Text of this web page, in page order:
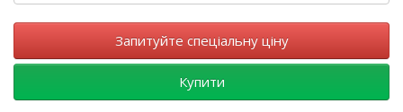
Запитуйте спеціальну ціну
Купити